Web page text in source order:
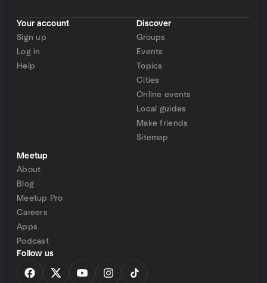
Your account
Sign up
Log in
Help
Discover
Groups
Events
Topics
Cities
Online events
Local guides
Make friends
Sitemap
Meetup
About
Blog
Meetup Pro
Careers
Apps
Podcast
Follow us